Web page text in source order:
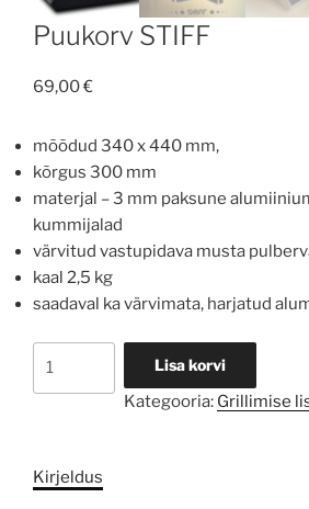
Puukorv STIFF
69,00€
mõõdud 340 x 440 mm,
kõrgus 300 mm
materjal – 3 mm paksune
kummijalad
värvitud vastupidava musta
kaal 2,5 kg
saadaval ka värvimata, harjatud
Lisa korvi
Kategooria: Grillimise
Kirjeldus